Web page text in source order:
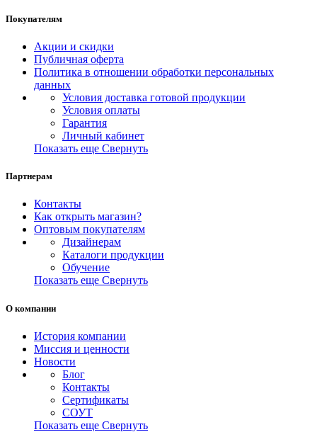
Покупателям
Акции и скидки
Публичная оферта
Политика в отношении обработки персональных
данных
Условия доставка готовой продукции
Условия оплаты
Гарантия
Личный кабинет
Показать еще Свернуть
Партнерам
Контакты
Как открыть магазин?
Оптовым покупателям
Дизайнерам
Каталоги продукции
Обучение
Показать еще Свернуть
О компании
История компании
Миссия и ценности
Новости
Блог
Контакты
Сертификаты
СОУТ
Показать еще Свернуть